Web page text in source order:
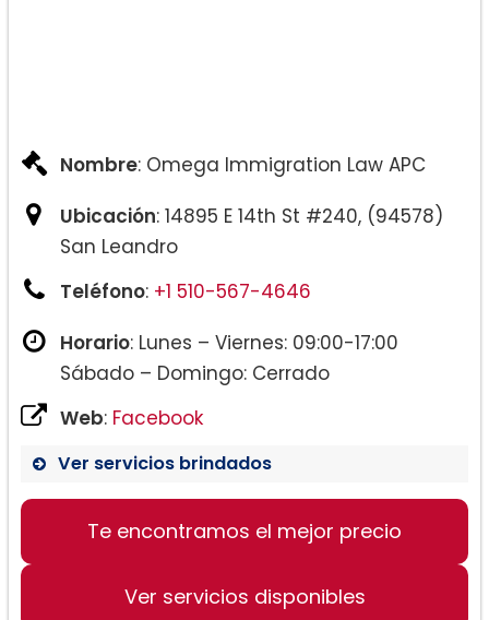
Nombre: Omega Immigration Law APC
Ubicación: 14895 E 14th St #240, (94578)
San Leandro
Teléfono: +1 510-567-4646
Horario: Lunes – Viernes: 09:00-17:00
Sábado – Domingo: Cerrado
Web: Facebook
Ver servicios brindados
Te encontramos el mejor precio
Ver servicios disponibles